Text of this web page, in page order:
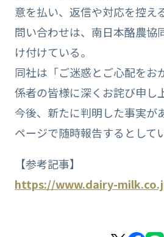
意を払い、返信や対応を控え
問い合わせは、南日本酪農協
け付けている。
同社は「ご迷惑とご心配をお
係者の皆様に深くお詫び申し
今後、新たに判明した事実が
ページで随時報告するとして
【参考記事】
https://www.dairy-